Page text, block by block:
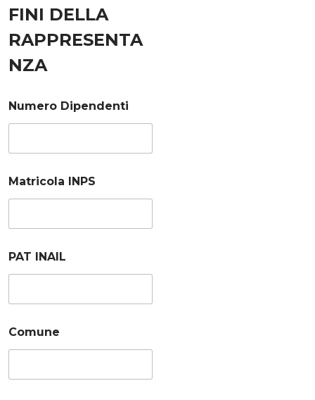
FINI DELLA
RAPPRESENTA
NZA
Numero Dipendenti
Matricola INPS
PAT INAIL
Comune